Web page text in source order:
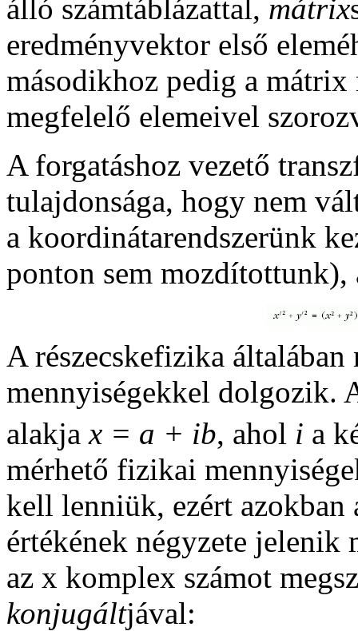
álló számtáblázattal, mátrix
eredményvektor első
másodikhoz pedig a
megfelelő elemeivel
A forgatáshoz vezető
tulajdonsága, hogy nem
a koordinátarendszerünk
ponton sem mozdítottunk),
A részecskefizika
mennyiségekkel dolgozik.
alakjax = a + ib, ahol i a
mérhető fizikai
kell lenniük, ezért azokban
értékének négyzete
az x komplex számot
konjugáltjával: